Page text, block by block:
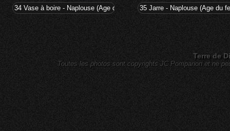
34 Vase à boire - Naplouse (Age du bronze - 3200-1200)35 Jarre - Naplouse (Age du
Terre de
Toutes les photos sont copyrights JC Pompanon et ne